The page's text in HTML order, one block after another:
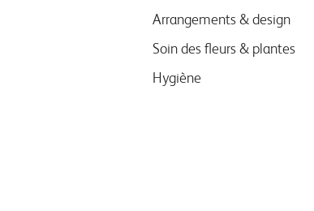
Arrangements & design
Soin des fleurs & plantes
Hygiène